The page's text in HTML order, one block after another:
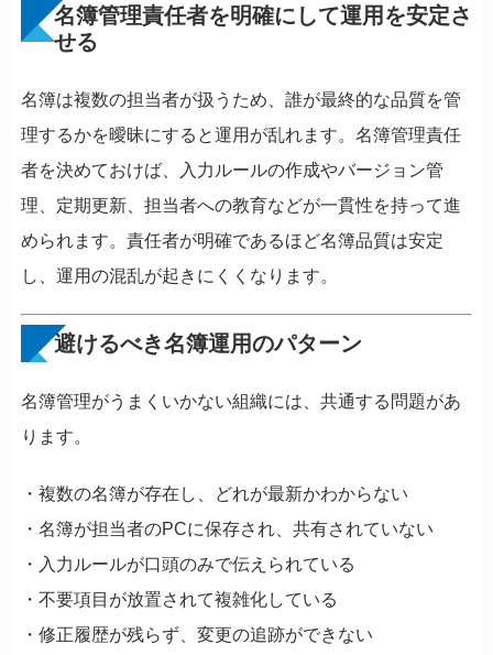
名簿管理責任者を明確にして運用を安定さ
せる
名簿は複数の担当者が扱うため、誰が最終的な品質を管
理するかを曖昧にすると運用が乱れます。名簿管理責任
者を決めておけば、入力ルールの作成やバージョン管
理、定期更新、担当者への教育などが一貫性を持って進
められます。責任者が明確であるほど名簿品質は安定
し、運用の混乱が起きにくくなります。
避けるべき名簿運用のパターン
名簿管理がうまくいかない組織には、共通する問題があ
ります。
・複数の名簿が存在し、どれが最新かわからない
・名簿が担当者のPCに保存され、共有されていない
・入力ルールが口頭のみで伝えられている
・不要項目が放置されて複雑化している
・修正履歴が残らず、変更の追跡ができない